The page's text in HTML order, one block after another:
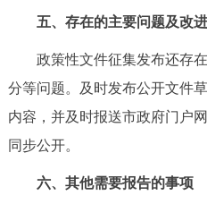
五、存在的主要问题及改
政策性文件征集发布还存
分等问题。及时发布公开文件
内容，并及时报送市政府门户
同步公开。
六、其他需要报告的事项